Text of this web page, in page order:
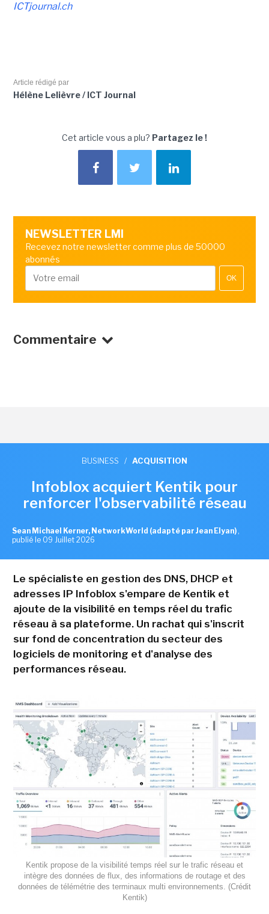
ICTjournal.ch
Article rédigé par
Hélène Lelièvre / ICT Journal
Cet article vous a plu? Partagez le !
NEWSLETTER LMI
Recevez notre newsletter comme plus de 50000
abonnés
OK
Commentaire
BUSINESS / ACQUISITION
Infoblox acquiert Kentik pour
renforcer l'observabilité réseau
Sean Michael Kerner, NetworkWorld (adapté par Jean Elyan) ,
publié le 09 Juillet 2026
Le spécialiste en gestion des DNS, DHCP et
adresses IP Infoblox s'empare de Kentik et
ajoute de la visibilité en temps réel du trafic
réseau à sa plateforme. Un rachat qui s'inscrit
sur fond de concentration du secteur des
logiciels de monitoring et d'analyse des
performances réseau.
Kentik propose de la visibilité temps réel sur le trafic réseau et
intègre des données de flux, des informations de routage et des
données de télémétrie des terminaux multi environnements. (Crédit
Kentik)